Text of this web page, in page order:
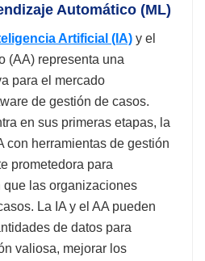
Automático (ML)
Artificial (IA) y el
(AA) representa una
para el mercado
de gestión de casos.
en sus primeras etapas, la
con herramientas de gestión
prometedora para
que las organizaciones
La IA y el AA pueden
de datos para
valiosa, mejorar los